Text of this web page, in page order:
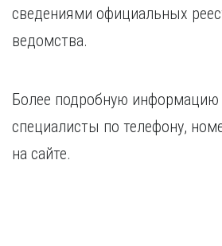
сведениями официальных
ведомства.
Более подробную
специалисты по телефону,
на сайте.